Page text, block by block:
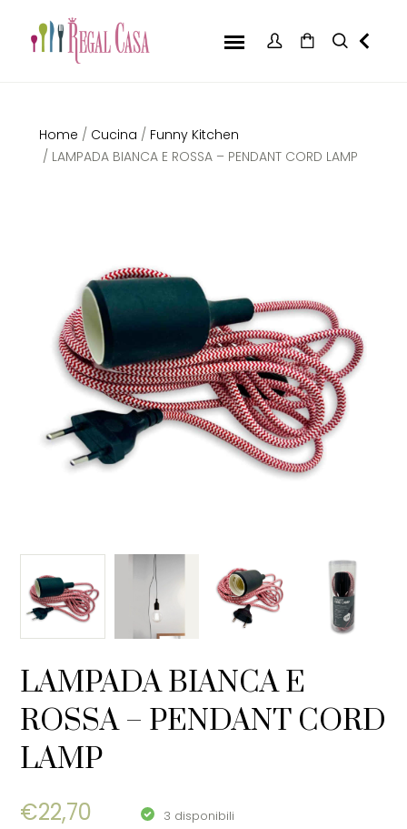
Home / Cucina / Funny Kitchen
/ LAMPADA BIANCA E ROSSA – PENDANT CORD LAMP
LAMPADA BIANCA E
ROSSA – PENDANT CORD
LAMP
€22,70 3 disponibili